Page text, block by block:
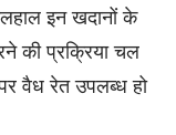
इन खदानों के
की प्रक्रिया चल
वैध रेत उपलब्ध हो